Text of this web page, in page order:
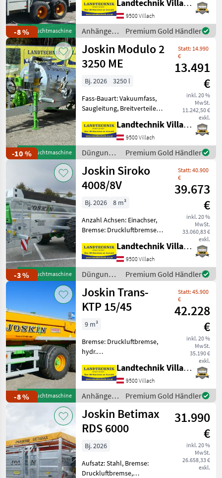
-8 %Gebrauchtmaschine
Planenaufbau,
Hydraulischer Stützfuß
Joskin Viehanhänger RDS
7500, hydraulisch
absenkbar, mit
Tandemachse, vollverz
Landtechnik Villach GmbH
9500 Villach
Anhänger /
Joskin
Premium Gold Händler
-10 %Gebrauchtmaschine
Joskin Modulo 2
3250 ME
Statt: 14.990
€
13.491
€
inkl. 20 %
MwSt.
11.242,50 €
exkl.
Bj. 2026
3250 l
Fass-Bauart: Vakuumfass,
Saugleitung, Breitverteiler
3250 ME mit Kompressor
MEC 5000, verstellbare
Achse, Bereifung: 19.0/45-
17, hydraulische
Landtechnik Villach GmbH
9500 Villach
Düngung
und
Beregnung
/ Joskin
Premium Gold Händler
-3 %Gebrauchtmaschine
Joskin Siroko
4008/8V
Statt: 40.900
€
39.673
€
inkl. 20 %
MwSt.
33.060,83 €
exkl.
Bj. 2026
8 m³
Anzahl Achsen: Einachser,
Bremse: Druckluftbremse
Vorschub Joskin Siroko
4008/V8 Stalldungstreuer
mit tiefliegendem und
verzinktem Kasten ist in
Landtechnik Villach GmbH
9500 Villach
Düngung
und
Beregnung
/ Joskin
Premium Gold Händler
-8 %Gebrauchtmaschine
Joskin Trans-
KTP 15/45
Statt: 45.900
€
42.228
€
inkl. 20 %
MwSt.
35.190 €
exkl.
9 m³
Bremse: Druckluftbremse,
hydr.
Typenschein, Hydraulischer
Stützfuß, Hydraulische
Bordwandverriegelung
Joskin Trans-KTP 15/45,
Hardox Mulde, Heckkla
Landtechnik Villach GmbH
9500 Villach
Anhänger /
Joskin
Premium Gold Händler
Joskin Betimax
RDS 6000
31.990
€
inkl. 20 %
MwSt.
26.658,33 €
exkl.
Bj. 2026
Aufsatz: Stahl, Bremse:
Druckluftbremse,